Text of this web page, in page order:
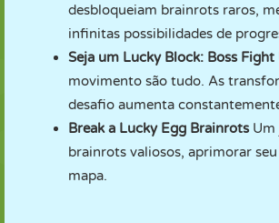
desbloqueiam brainrots raros,
infinitas possibilidades de
Seja um Lucky Block: Boss Fight
movimento são tudo. As
desafio aumenta
Break a Lucky Egg BrainrotsUm
brainrots valiosos, aprimorar
mapa.